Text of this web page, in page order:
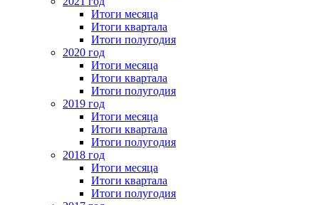
Итоги месяца
Итоги квартала
Итоги полугодия
2020 год
Итоги месяца
Итоги квартала
Итоги полугодия
2019 год
Итоги месяца
Итоги квартала
Итоги полугодия
2018 год
Итоги месяца
Итоги квартала
Итоги полугодия